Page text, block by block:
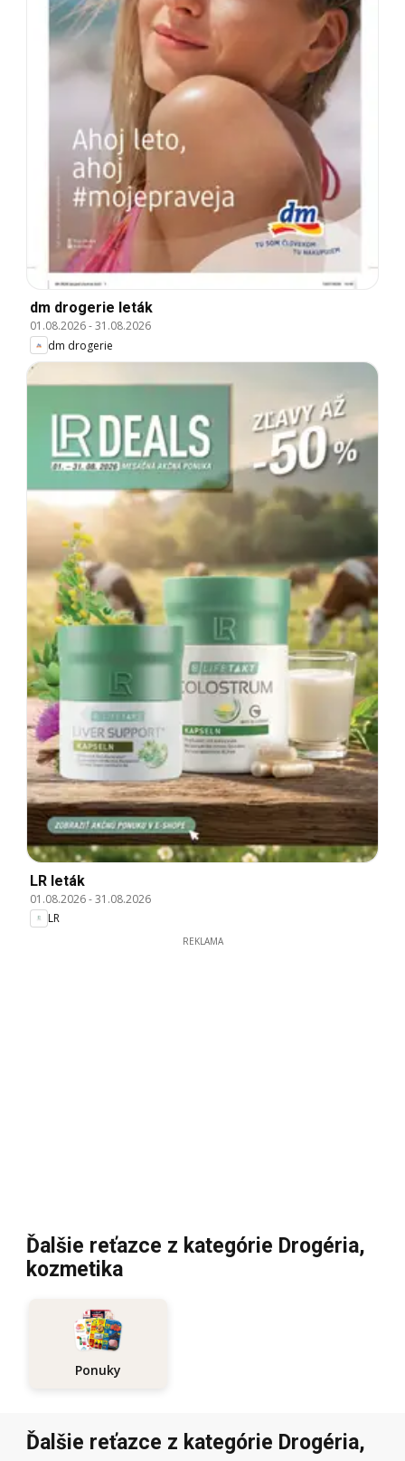
dm drogerie leták
01.08.2026-31.08.2026
dm drogerie
LR leták
01.08.2026-31.08.2026
LR
REKLAMA
Ďalšie reťazce z kategórie Drogéria,
kozmetika
Ponuky
Ďalšie reťazce z kategórie Drogéria,